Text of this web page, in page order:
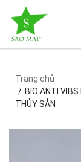
Trang chủ
BIO ANTI VIBS
THỦY SẢN